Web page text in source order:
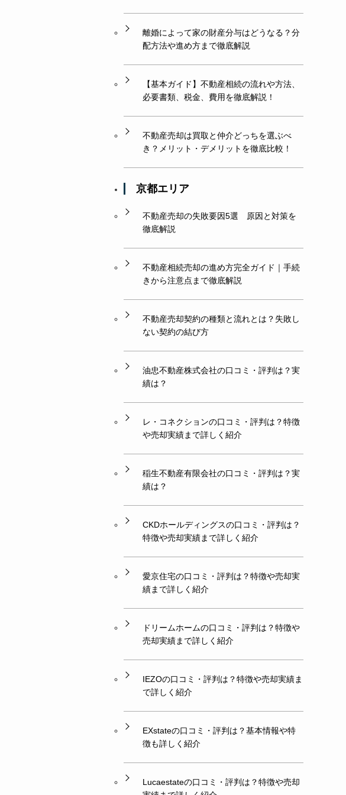
離婚によって家の財産分与はどうなる？分
配方法や進め方まで徹底解説
【基本ガイド】不動産相続の流れや方法、
必要書類、税金、費用を徹底解説！
不動産売却は買取と仲介どっちを選ぶべ
き？メリット・デメリットを徹底比較！
京都エリア
不動産売却の失敗要因5選 原因と対策を
徹底解説
不動産相続売却の進め方完全ガイド｜手続
きから注意点まで徹底解説
不動産売却契約の種類と流れとは？失敗し
ない契約の結び方
油忠不動産株式会社の口コミ・評判は？実
績は？
レ・コネクションの口コミ・評判は？特徴
や売却実績まで詳しく紹介
稲生不動産有限会社の口コミ・評判は？実
績は？
CKDホールディングスの口コミ・評判は？
特徴や売却実績まで詳しく紹介
愛京住宅の口コミ・評判は？特徴や売却実
績まで詳しく紹介
ドリームホームの口コミ・評判は？特徴や
売却実績まで詳しく紹介
IEZOの口コミ・評判は？特徴や売却実績ま
で詳しく紹介
EXstateの口コミ・評判は？基本情報や特
徴も詳しく紹介
Lucaestateの口コミ・評判は？特徴や売却